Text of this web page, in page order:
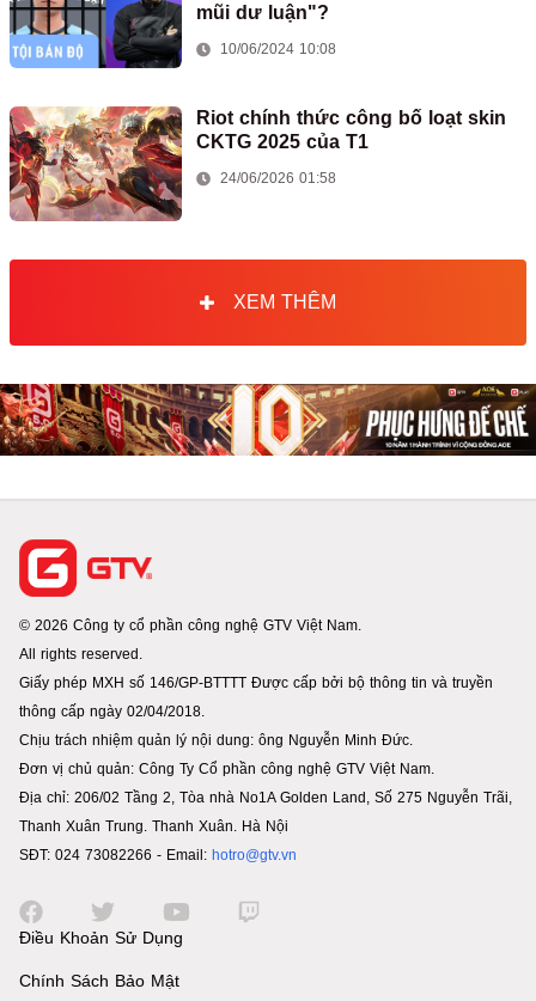
mũi dư luận"?
10/06/2024 10:08
Riot chính thức công bố loạt skin
CKTG 2025 của T1
24/06/2026 01:58
XEM THÊM
© 2026 Công ty cổ phần công nghệ GTV Việt Nam.
All rights reserved.
Giấy phép MXH số 146/GP-BTTTT Được cấp bởi bộ thông tin và truyền
thông cấp ngày 02/04/2018.
Chịu trách nhiệm quản lý nội dung: ông Nguyễn Minh Đức.
Đơn vị chủ quản: Công Ty Cổ phần công nghệ GTV Việt Nam.
Địa chỉ: 206/02 Tầng 2, Tòa nhà No1A Golden Land, Số 275 Nguyễn Trãi,
Thanh Xuân Trung. Thanh Xuân. Hà Nội
SĐT: 024 73082266 - Email: hotro@gtv.vn
Điều Khoản Sử Dụng
Chính Sách Bảo Mật